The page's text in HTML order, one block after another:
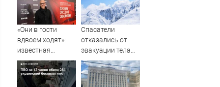
«Они в гости
вдвоем ходят»:
известная
журналистка
подтвердила
роман
Спасатели
отказались от
эвакуации тела
Натальи
Наговицыной с
семитысячника